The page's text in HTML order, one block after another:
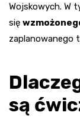
Wojskowych. W
się
zaplanowanego
są